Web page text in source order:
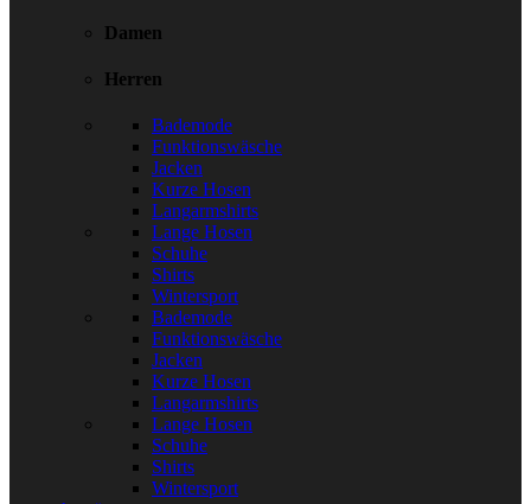
Damen
Herren
Bademode
Funktionswäsche
Jacken
Kurze Hosen
Langarmshirts
Lange Hosen
Schuhe
Shirts
Wintersport
Bademode
Funktionswäsche
Jacken
Kurze Hosen
Langarmshirts
Lange Hosen
Schuhe
Shirts
Wintersport